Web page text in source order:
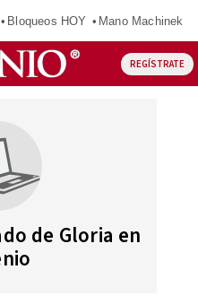
Bloqueos HOY Mano Machinek
REGÍSTRATE
de Gloria en